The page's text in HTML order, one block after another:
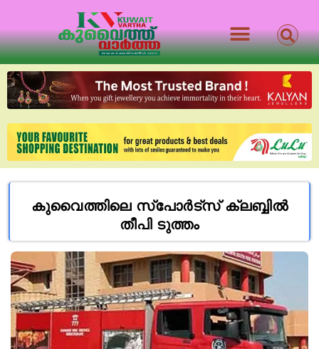
കുവൈത്തിലെ സ്പോർട്സ് ക്ലബ്ബിൽ
തീപി ടുത്തം